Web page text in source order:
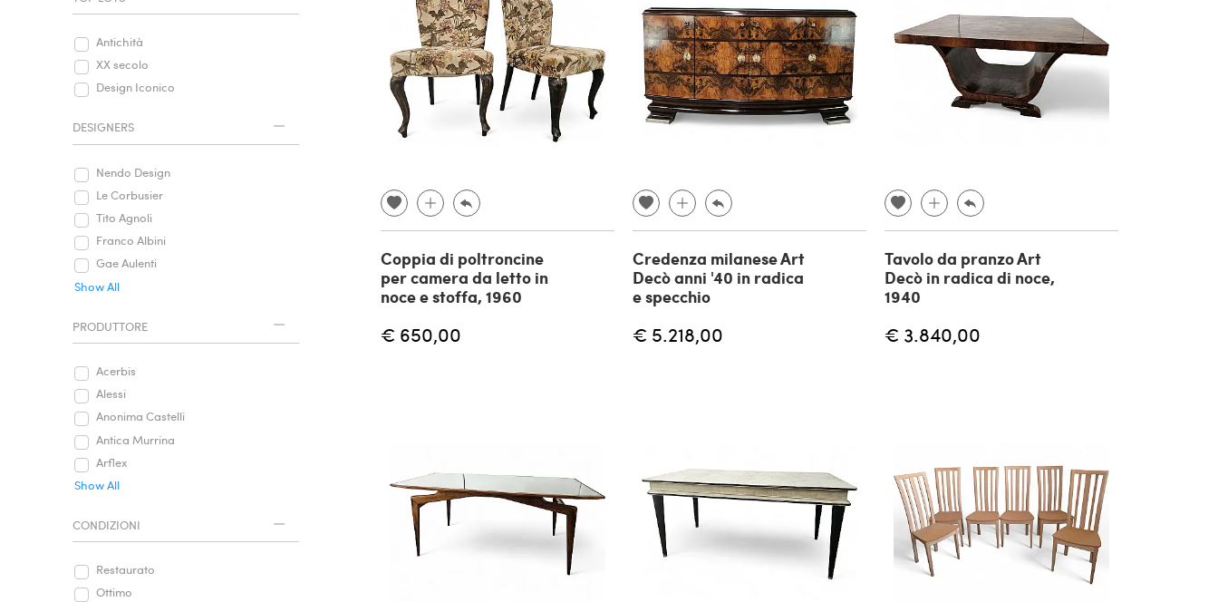
Antichità
XX secolo
Design Iconico
DESIGNERS
Nendo Design
Le Corbusier
Tito Agnoli
Franco Albini
Gae Aulenti
Show All
PRODUTTORE
Acerbis
Alessi
Anonima Castelli
Antica Murrina
Arflex
Show All
CONDIZIONI
Restaurato
Ottimo
Coppia di poltroncine
per camera da letto in
noce e stoffa, 1960
€ 650,00
Credenza milanese Art
Decò anni '40 in radica
e specchio
€ 5.218,00
Tavolo da pranzo Art
Decò in radica di noce,
1940
€ 3.840,00